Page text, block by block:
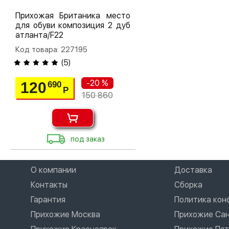
Прихожая Британика место
для обуви композиция 2 дуб
атланта/F22
Код товара: 227195
(5)
120690
Р
-20 %
150 860
под заказ
О компании
Доставка
Контакты
Сборка
Гарантия
Политика
Прихожие Москва
Прихожие